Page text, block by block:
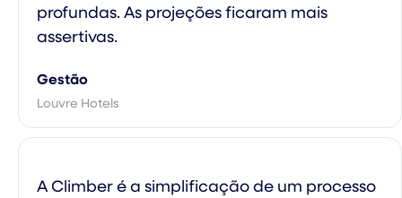
profundas. As projeções ficaram mais
assertivas.
Gestão
Louvre Hotels
A Climber é a simplificação de um processo